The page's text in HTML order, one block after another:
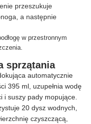
przeszukuje
a następnie
sprzątania
automatycznie
395 ml, uzupełnia wodę
i suszy pady mopujące.
20 dysz wodnych,
czyszczącą,